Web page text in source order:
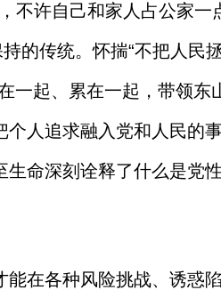
不许自己和家人占公家一
的传统。怀揣“不把人民
一起、累在一起，带领东
人追求融入党和人民的
命深刻诠释了什么是党
在各种风险挑战、诱惑